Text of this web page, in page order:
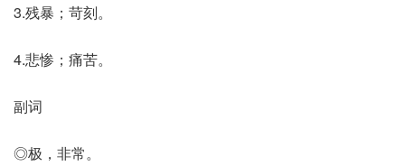
3.残暴；苛刻。
4.悲惨；痛苦。
副词
◎极，非常。